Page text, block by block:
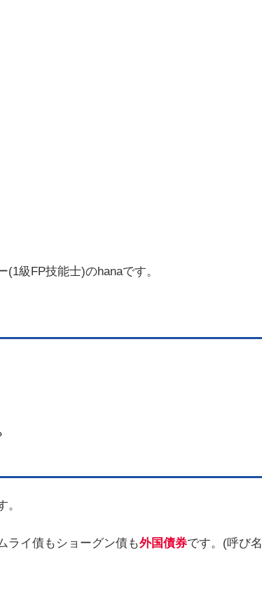
級FP技能士)のhanaです。
。
ライ債もショーグン債も外国債券です。(呼び